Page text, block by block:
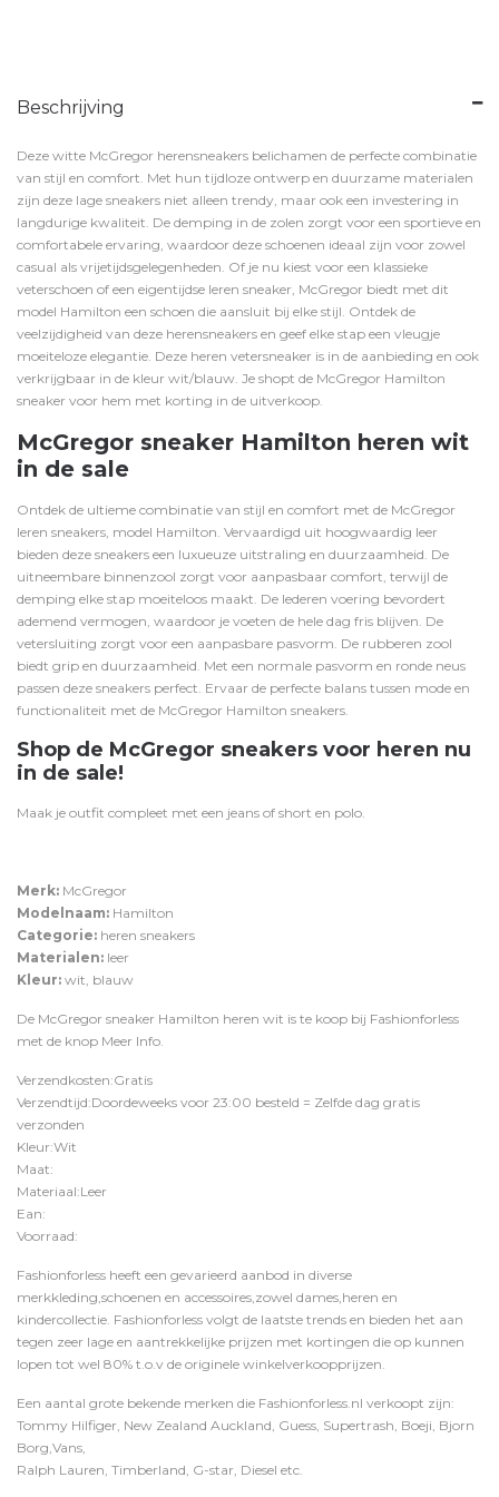
Beschrijving
Deze witte McGregor herensneakers belichamen de perfecte combinatie
van stijl en comfort. Met hun tijdloze ontwerp en duurzame materialen
zijn deze lage sneakers niet alleen trendy, maar ook een investering in
langdurige kwaliteit. De demping in de zolen zorgt voor een sportieve en
comfortabele ervaring, waardoor deze schoenen ideaal zijn voor zowel
casual als vrijetijdsgelegenheden. Of je nu kiest voor een klassieke
veterschoen of een eigentijdse leren sneaker, McGregor biedt met dit
model Hamilton een schoen die aansluit bij elke stijl. Ontdek de
veelzijdigheid van deze herensneakers en geef elke stap een vleugje
moeiteloze elegantie. Deze heren vetersneaker is in de aanbieding en ook
verkrijgbaar in de kleur wit/blauw. Je shopt de McGregor Hamilton
sneaker voor hem met korting in de uitverkoop.
McGregor sneaker Hamilton heren wit
in de sale
Ontdek de ultieme combinatie van stijl en comfort met de McGregor
leren sneakers, model Hamilton. Vervaardigd uit hoogwaardig leer
bieden deze sneakers een luxueuze uitstraling en duurzaamheid. De
uitneembare binnenzool zorgt voor aanpasbaar comfort, terwijl de
demping elke stap moeiteloos maakt. De lederen voering bevordert
ademend vermogen, waardoor je voeten de hele dag fris blijven. De
vetersluiting zorgt voor een aanpasbare pasvorm. De rubberen zool
biedt grip en duurzaamheid. Met een normale pasvorm en ronde neus
passen deze sneakers perfect. Ervaar de perfecte balans tussen mode en
functionaliteit met de McGregor Hamilton sneakers.
Shop de McGregor sneakers voor heren nu
in de sale!
Maak je outfit compleet met een jeans of short en polo.
Merk: McGregor
Modelnaam: Hamilton
Categorie: heren sneakers
Materialen: leer
Kleur: wit, blauw
De McGregor sneaker Hamilton heren wit is te koop bij Fashionforless
met de knop Meer Info.
Verzendkosten:Gratis
Verzendtijd:Doordeweeks voor 23:00 besteld = Zelfde dag gratis
verzonden
Kleur:Wit
Maat:
Materiaal:Leer
Ean:
Voorraad:
Fashionforless heeft een gevarieerd aanbod in diverse
merkkleding,schoenen en accessoires,zowel dames,heren en
kindercollectie. Fashionforless volgt de laatste trends en bieden het aan
tegen zeer lage en aantrekkelijke prijzen met kortingen die op kunnen
lopen tot wel 80% t.o.v de originele winkelverkoopprijzen.
Een aantal grote bekende merken die Fashionforless.nl verkoopt zijn:
Tommy Hilfiger, New Zealand Auckland, Guess, Supertrash, Boeji, Bjorn
Borg,Vans,
Ralph Lauren, Timberland, G-star, Diesel etc.